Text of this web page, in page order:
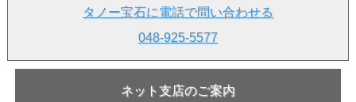
タノー宝石に電話で問い合わせる
048-925-5577
ネット支店のご案内